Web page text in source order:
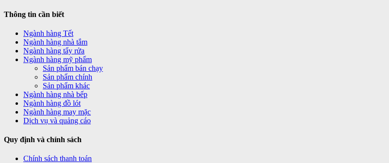
Thông tin cần biết
Ngành hàng Tết
Ngành hàng nhà tắm
Ngành hàng tẩy rửa
Ngành hàng mỹ phẩm
Sản phẩm bán chạy
Sản phẩm chính
Sản phẩm khác
Ngành hàng nhà bếp
Ngành hàng đồ lót
Ngành hàng may mặc
Dịch vụ và quảng cáo
Quy định và chính sách
Chính sách thanh toán